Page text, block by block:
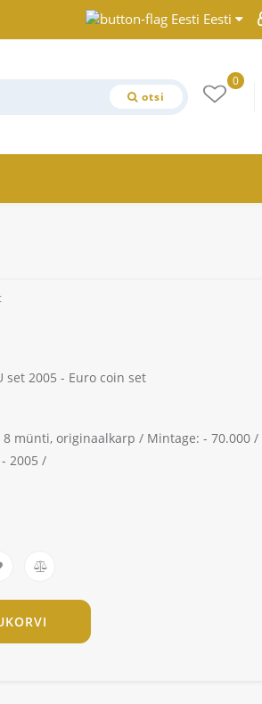
Eesti
otsi
0
set 2005 - Euro coin set
8 münti, originaalkarp / Mintage: - 70.000 /
2005 /